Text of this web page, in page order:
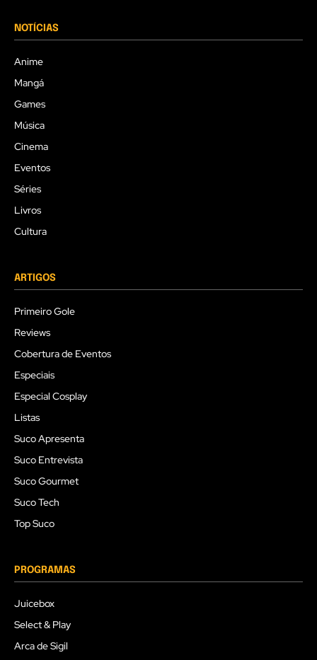
NOTÍCIAS
Anime
Mangá
Games
Música
Cinema
Eventos
Séries
Livros
Cultura
ARTIGOS
Primeiro Gole
Reviews
Cobertura de Eventos
Especiais
Especial Cosplay
Listas
Suco Apresenta
Suco Entrevista
Suco Gourmet
Suco Tech
Top Suco
PROGRAMAS
Juicebox
Select & Play
Arca de Sigil